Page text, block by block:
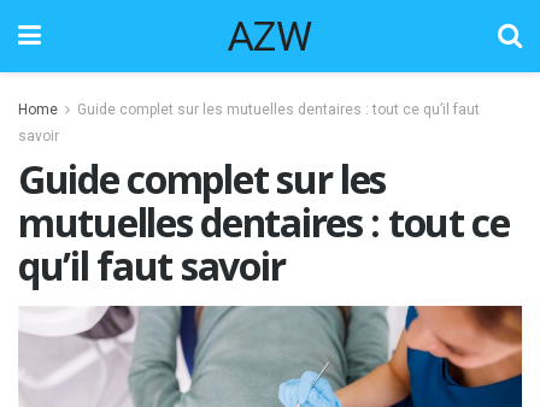
AZW
Home
Guide complet sur les mutuelles dentaires : tout ce qu’il faut
savoir
Guide complet sur les
mutuelles dentaires : tout ce
qu’il faut savoir